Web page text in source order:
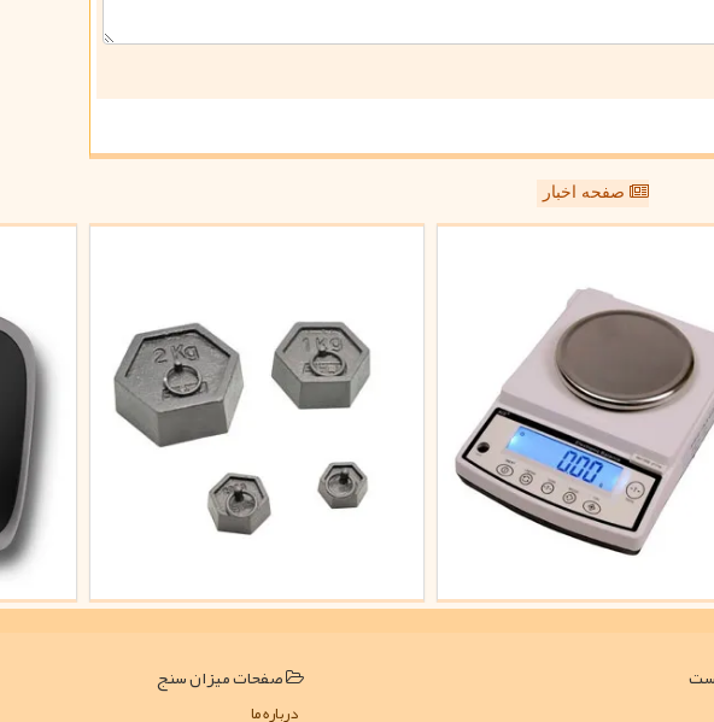
صفحه اخبار
صفحات میزان سنج
درباره ما